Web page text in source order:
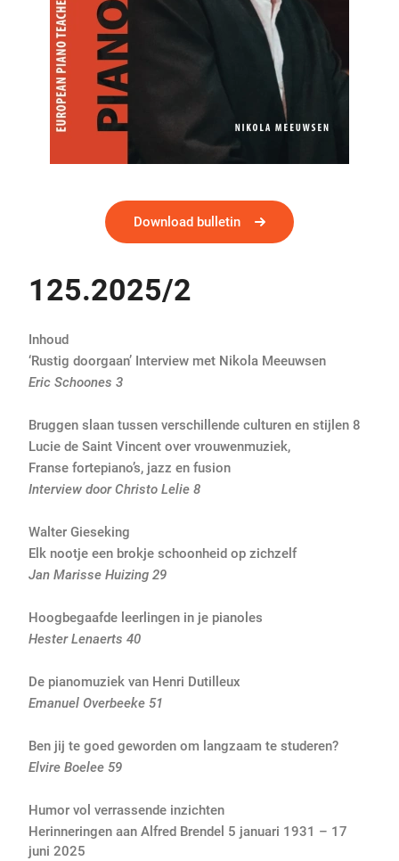
125.2025/2
Inhoud
‘Rustig doorgaan’ Interview met Nikola Meeuwsen
Eric Schoones 3
Bruggen slaan tussen verschillende culturen en stijlen 8
Lucie de Saint Vincent over vrouwenmuziek,
Franse fortepiano’s, jazz en fusion
Interview door Christo Lelie 8
Walter Gieseking
Elk nootje een brokje schoonheid op zichzelf
Jan Marisse Huizing 29
Hoogbegaafde leerlingen in je pianoles
Hester Lenaerts 40
De pianomuziek van Henri Dutilleux
Emanuel Overbeeke 51
Ben jij te goed geworden om langzaam te studeren?
Elvire Boelee 59
Humor vol verrassende inzichten
Herinneringen aan Alfred Brendel 5 januari 1931 – 17
juni 2025
Download bulletin